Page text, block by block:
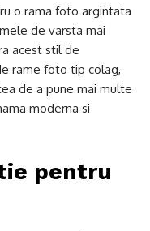
o rama foto argintata
de varsta mai
acest stil de
rame foto tip colag,
de a pune mai multe
moderna si
pentru